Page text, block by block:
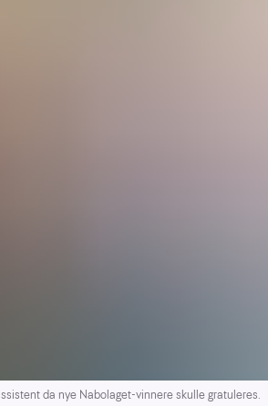
da nye Nabolaget-vinnere skulle gratuleres.